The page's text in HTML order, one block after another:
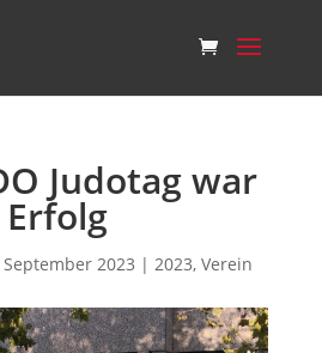
Judotag war
September 2023 | 2023, Verein